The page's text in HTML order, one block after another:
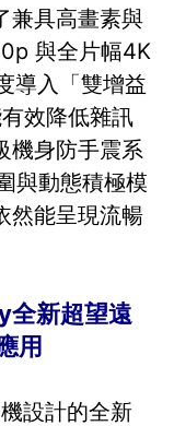
兼具高畫素與
與全片幅4K
導入「雙增益
效降低雜訊
機身防手震系
與動態積極模
然能呈現流暢
全新超望遠
用
設計的全新